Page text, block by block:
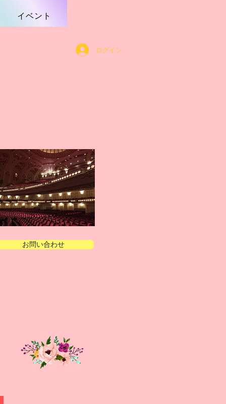
イベント
ログイン
お問い合わせ